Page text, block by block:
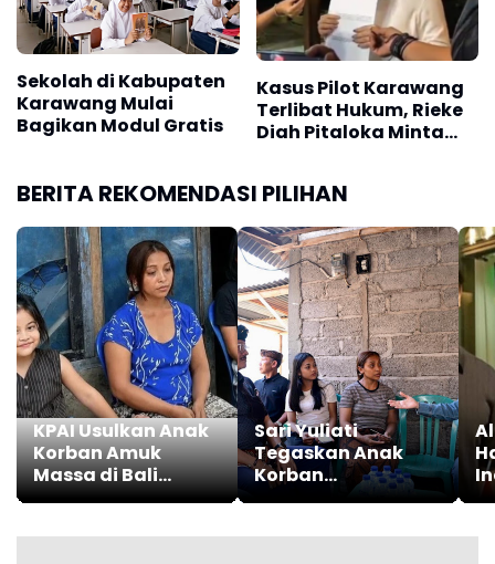
Sekolah di Kabupaten
Karawang Mulai
Bagikan Modul Gratis
Kasus Pilot Karawang
Terlibat Hukum, Rieke
Diah Pitaloka Minta
BERITA REKOMENDASI PILIHAN
KPAI Usulkan Anak
Korban Amuk
Massa di Bali
Dapat
Psikologis
Sari Yuliati
Tegaskan Anak
Korban
Pengeroyokan di
Masa Depan yang